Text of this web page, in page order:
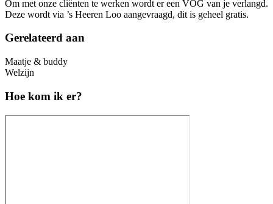
Om met onze cliënten te werken wordt er een VOG van je verlangd.
Deze wordt via ’s Heeren Loo aangevraagd, dit is geheel gratis.
Gerelateerd aan
Maatje & buddy
Welzijn
Hoe kom ik er?